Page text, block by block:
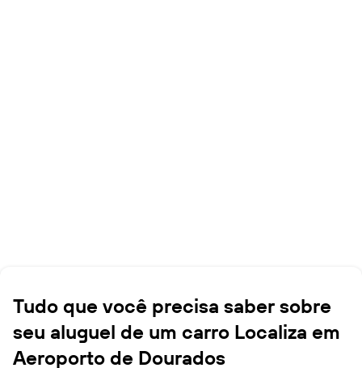
Tudo que você precisa saber sobre
seu aluguel de um carro Localiza em
Aeroporto de Dourados